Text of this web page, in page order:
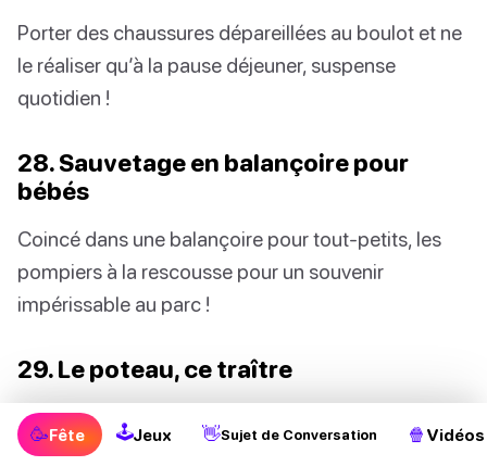
Porter des chaussures dépareillées au boulot et ne
le réaliser qu’à la pause déjeuner, suspense
quotidien !
28. Sauvetage en balançoire pour
bébés
Coincé dans une balançoire pour tout-petits, les
pompiers à la rescousse pour un souvenir
impérissable au parc !
29. Le poteau, ce traître
Textoter en marchant, c’est risquer une rencontre
brutale avec un poteau. Multitâche échoué !
🥳Fête 🕹Jeux 👋Sujet de Conversation 🍿 Vidéos